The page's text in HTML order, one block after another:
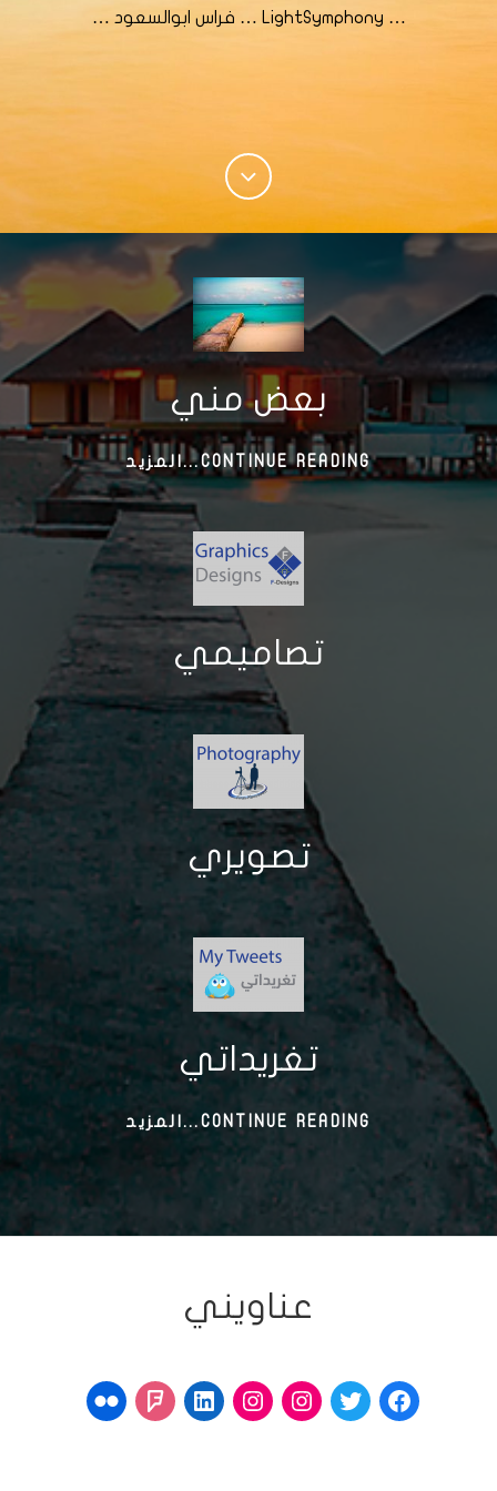
… LightSymphony … فراس ابوالسعود …
بعض مني
CONTINUE READING...المزيد
بعض
مني
تصاميمي
تصويري
تغريداتي
CONTINUE READING...المزيد تغريداتي
عناويني